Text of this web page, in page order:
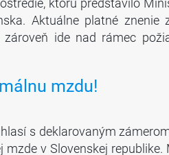
ktorú predstavilo
Aktuálne platné znenie
ide nad rámec
mzdu!
s deklarovaným
v Slovenskej